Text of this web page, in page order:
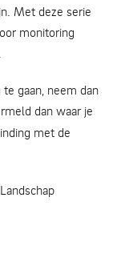
Met deze serie
monitoring
gaan, neem dan
dan waar je
met de